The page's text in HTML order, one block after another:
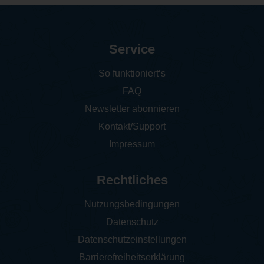
Service
So funktioniert‘s
FAQ
Newsletter abonnieren
Kontakt/Support
Impressum
Rechtliches
Nutzungsbedingungen
Datenschutz
Datenschutzeinstellungen
Barrierefreiheitserklärung